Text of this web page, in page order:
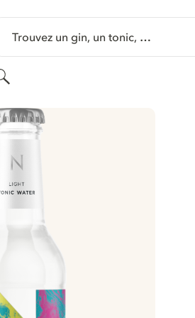
Trouvez un gin, un tonic, …
Rechercher